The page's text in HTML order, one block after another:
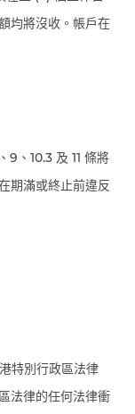
均將沒收。帳戶在
9、10.3 及 11 條將
期滿或終止前違反
特別行政區法律
法律的任何法律衝